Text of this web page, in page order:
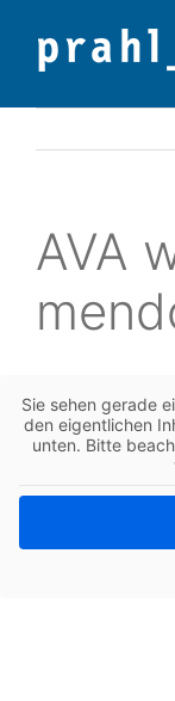
Inhalt
AVA
Sie sehen gerade
den eigent­li­chen
unten. Bitte